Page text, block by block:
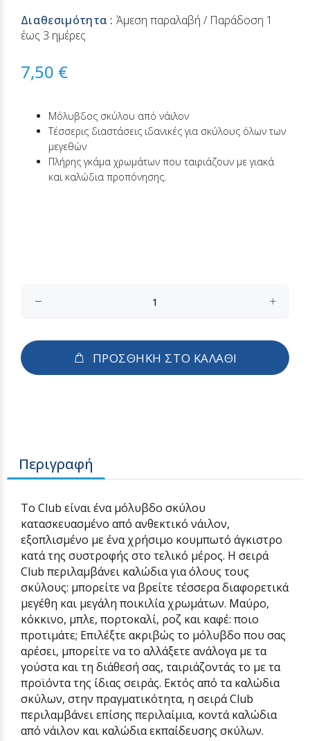
Διαθεσιμότητα :Άμεση παραλαβή / Παράδoση 1
έως 3 ημέρες
7,50 €
Μόλυβδος σκύλου από νάιλον
Τέσσερις διαστάσεις ιδανικές για σκύλους όλων των
μεγεθών
Πλήρης γκάμα χρωμάτων που ταιριάζουν με γιακά
και καλώδια προπόνησης.
ΠΡΟΣΘΗΚΗ ΣΤΟ ΚΑΛΑΘΙ
Περιγραφή
Το Club είναι ένα μόλυβδο σκύλου
κατασκευασμένο από ανθεκτικό νάιλον,
εξοπλισμένο με ένα χρήσιμο κουμπωτό άγκιστρο
κατά της συστροφής στο τελικό μέρος. Η σειρά
Club περιλαμβάνει καλώδια για όλους τους
σκύλους: μπορείτε να βρείτε τέσσερα διαφορετικά
μεγέθη και μεγάλη ποικιλία χρωμάτων. Μαύρο,
κόκκινο, μπλε, πορτοκαλί, ροζ και καφέ: ποιο
προτιμάτε; Επιλέξτε ακριβώς το μόλυβδο που σας
αρέσει, μπορείτε να το αλλάξετε ανάλογα με τα
γούστα και τη διάθεσή σας, ταιριάζοντάς το με τα
προϊόντα της ίδιας σειράς. Εκτός από τα καλώδια
σκύλων, στην πραγματικότητα, η σειρά Club
περιλαμβάνει επίσης περιλαίμια, κοντά καλώδια
από νάιλον και καλώδια εκπαίδευσης σκύλων.